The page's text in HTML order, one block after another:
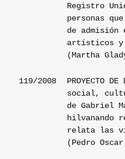
Registro
personas
de admisión
artísticos y
(Martha
119/2008
PROYECTO
social,
de Gabriel
hilvanando
relata las
(Pedro Oscar